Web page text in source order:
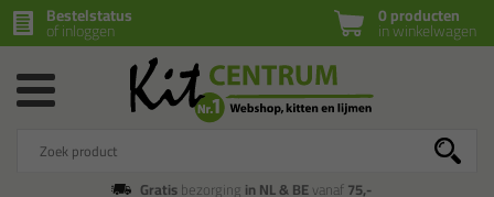
0 producten
in winkelwagen
Bestelstatus
of inloggen
Gratisbezorging in NL & BEvanaf75,-